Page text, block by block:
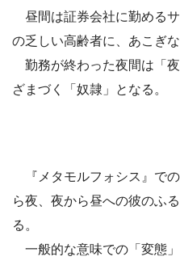
昼間は証券会社に勤める
の乏しい高齢者に、あこぎ
勤務が終わった夜間は「
ざまづく「奴隷」となる。
『メタモルフォシス』で
ら夜、夜から昼への彼のふ
る。
一般的な意味での「変態